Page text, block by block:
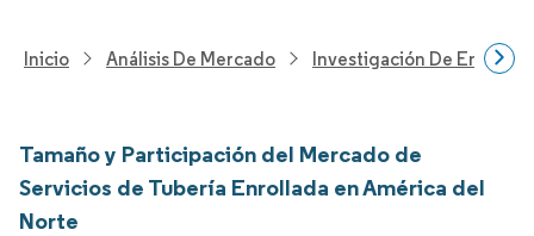
Inicio Análisis De Mercado Investigación De Energía
Tamaño y Participación del Mercado de
Servicios de Tubería Enrollada en América del
Norte